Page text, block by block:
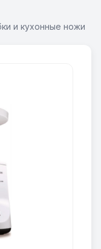
и кухонные ножи